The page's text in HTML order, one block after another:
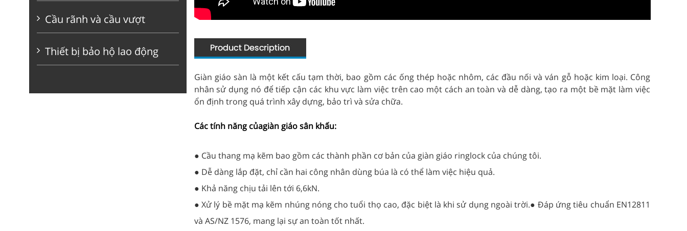
Cầu rãnh và cầu vượt
Thiết bị bảo hộ lao động
Giàn giáo sàn là một kết cấu tạm thời, bao gồm các ống thép hoặc nhôm, các đầu nối và ván gỗ hoặc kim loại. Công
nhân sử dụng nó để tiếp cận các khu vực làm việc trên cao một cách an toàn và dễ dàng, tạo ra một bề mặt làm việc
ổn định trong quá trình xây dựng, bảo trì và sửa chữa.
Các tính năng củagiàn giáo sân khấu:
● Cầu thang mạ kẽm bao gồm các thành phần cơ bản của giàn giáo ringlock của chúng tôi.
● Dễ dàng lắp đặt, chỉ cần hai công nhân dùng búa là có thể làm việc hiệu quả.
● Khả năng chịu tải lên tới 6,6kN.
● Xử lý bề mặt mạ kẽm nhúng nóng cho tuổi thọ cao, đặc biệt là khi sử dụng ngoài trời.● Đáp ứng tiêu chuẩn EN12811
và AS/NZ 1576, mang lại sự an toàn tốt nhất.